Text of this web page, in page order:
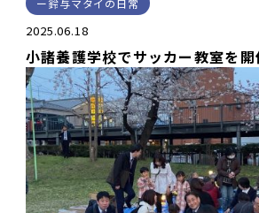
鈴与マタイの日常
2025.06.18
小諸養護学校でサッカー教室を